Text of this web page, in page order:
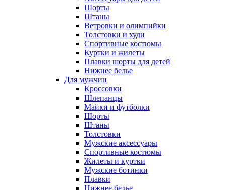
Шорты
Штаны
Ветровки и олимпийки
Толстовки и худи
Спортивные костюмы
Куртки и жилеты
Плавки шорты для детей
Нижнее белье
Для мужчин
Кроссовки
Шлепанцы
Майки и футболки
Шорты
Штаны
Толстовки
Мужские аксессуары
Спортивные костюмы
Жилеты и куртки
Мужские ботинки
Плавки
Нижнее белье